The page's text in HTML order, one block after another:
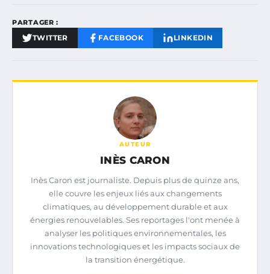
PARTAGER :
TWITTER FACEBOOK LINKEDIN
AUTEUR
INÈS CARON
Inès Caron est journaliste. Depuis plus de quinze ans,
elle couvre les enjeux liés aux changements
climatiques, au développement durable et aux
énergies renouvelables. Ses reportages l'ont menée à
analyser les politiques environnementales, les
innovations technologiques et les impacts sociaux de
la transition énergétique.